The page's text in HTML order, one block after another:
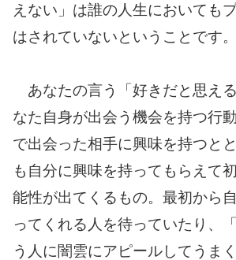
えない」は誰の人生においても
はされていないということです。
あなたの言う「好きだと思え
なた自身が出会う機会を持つ行
で出会った相手に興味を持つと
も自分に興味を持ってもらえて
能性が出てくるもの。最初から
ってくれる人を待っていたり、
う人に闇雲にアピールしてうま